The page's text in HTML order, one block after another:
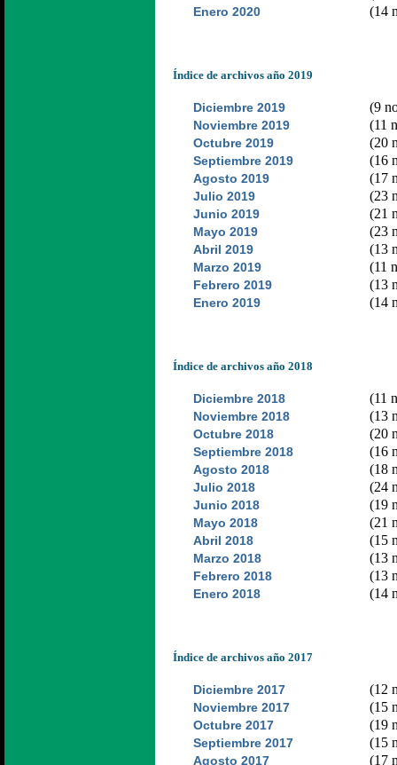
Enero 2020 (14
Índice de archivos año 2019
Diciembre 2019 (9
Noviembre 2019 (11
Octubre 2019 (20
Septiembre 2019 (16
Agosto 2019 (17
Julio 2019 (23
Junio 2019 (21
Mayo 2019 (23
Abril 2019 (13
Marzo 2019 (11
Febrero 2019 (13
Enero 2019 (14
Índice de archivos año 2018
Diciembre 2018 (11
Noviembre 2018 (13
Octubre 2018 (20
Septiembre 2018 (16
Agosto 2018 (18
Julio 2018 (24
Junio 2018 (19
Mayo 2018 (21
Abril 2018 (15
Marzo 2018 (13
Febrero 2018 (13
Enero 2018 (14
Índice de archivos año 2017
Diciembre 2017 (12
Noviembre 2017 (15
Octubre 2017 (19
Septiembre 2017 (15
Agosto 2017 (17